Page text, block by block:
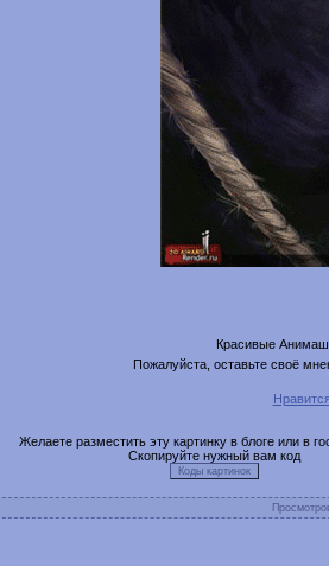
Красивые
Пожалуйста, оставьте своё
Нравится
Желаете разместить эту картинку в блоге или в
Скопируйте нужный вам код